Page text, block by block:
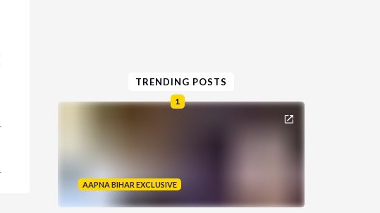
TRENDING POSTS
1
AAPNA BIHAR EXCLUSIVE